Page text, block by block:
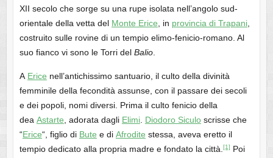
XII secolo che sorge su una rupe isolata nell’angolo sud-
orientale della vetta del Monte Erice , in provincia di Trapani,
costruito sulle rovine di un tempio elimo-fenicio-romano. Al
suo fianco vi sono le Torri del Balio.
A Erice nell’antichissimo santuario, il culto della divinità
femminile della fecondità assunse, con il passare dei secoli
e dei popoli, nomi diversi. Prima il culto fenicio della
dea Astarte , adorata dagli Elimi. Diodoro Siculoscrisse che
“Erice“, figlio di Bute e di Afrodite stessa, aveva eretto il
tempio dedicato alla propria madre e fondato la città. [1] Poi